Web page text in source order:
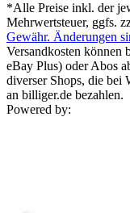
*Alle Preise inkl. der
Mehrwertsteuer, ggfs.
Gewähr. Änderungen
Versandkosten können
eBay Plus) oder Abos
diverser Shops, die bei
an billiger.de bezahlen.
Powered by: